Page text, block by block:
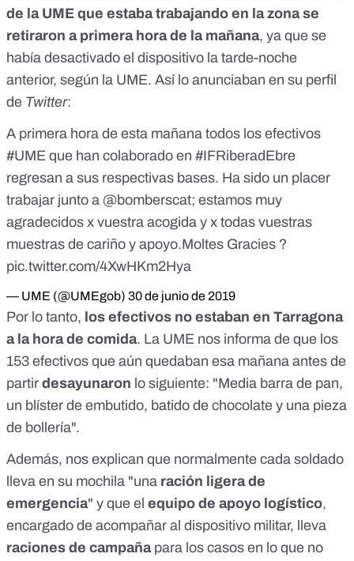
de la UME que estaba trabajando en la zona se
retiraron a primera hora de la mañana, ya que se
había desactivado el dispositivo la tarde-noche
anterior, según la UME. Así lo anunciaban en su perfil
de Twitter:
A primera hora de esta mañana todos los efectivos
#UME que han colaborado en #IFRiberadEbre
regresan a sus respectivas bases. Ha sido un placer
trabajar junto a @bomberscat; estamos muy
agradecidos x vuestra acogida y x todas vuestras
muestras de cariño y apoyo.Moltes Gracies ?
pic.twitter.com/4XwHKm2Hya
— UME (@UMEgob) 30 de junio de 2019
Por lo tanto, los efectivos no estaban en Tarragona
a la hora de comida. La UME nos informa de que los
153 efectivos que aún quedaban esa mañana antes de
partir desayunaron lo siguiente: "Media barra de pan,
un blíster de embutido, batido de chocolate y una pieza
de bollería".
Además, nos explican que normalmente cada soldado
lleva en su mochila "una ración ligera de
emergencia" y que el equipo de apoyo logístico,
encargado de acompañar al dispositivo militar, lleva
raciones de campaña para los casos en lo que no